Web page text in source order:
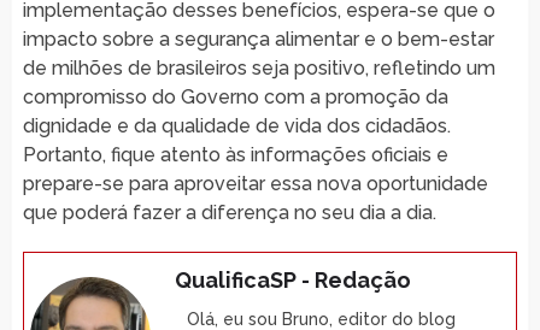
implementação desses benefícios, espera-se que o
impacto sobre a segurança alimentar e o bem-estar
de milhões de brasileiros seja positivo, refletindo um
compromisso do Governo com a promoção da
dignidade e da qualidade de vida dos cidadãos.
Portanto, fique atento às informações oficiais e
prepare-se para aproveitar essa nova oportunidade
que poderá fazer a diferença no seu dia a dia.
QualificaSP - Redação
Olá, eu sou Bruno, editor do blog